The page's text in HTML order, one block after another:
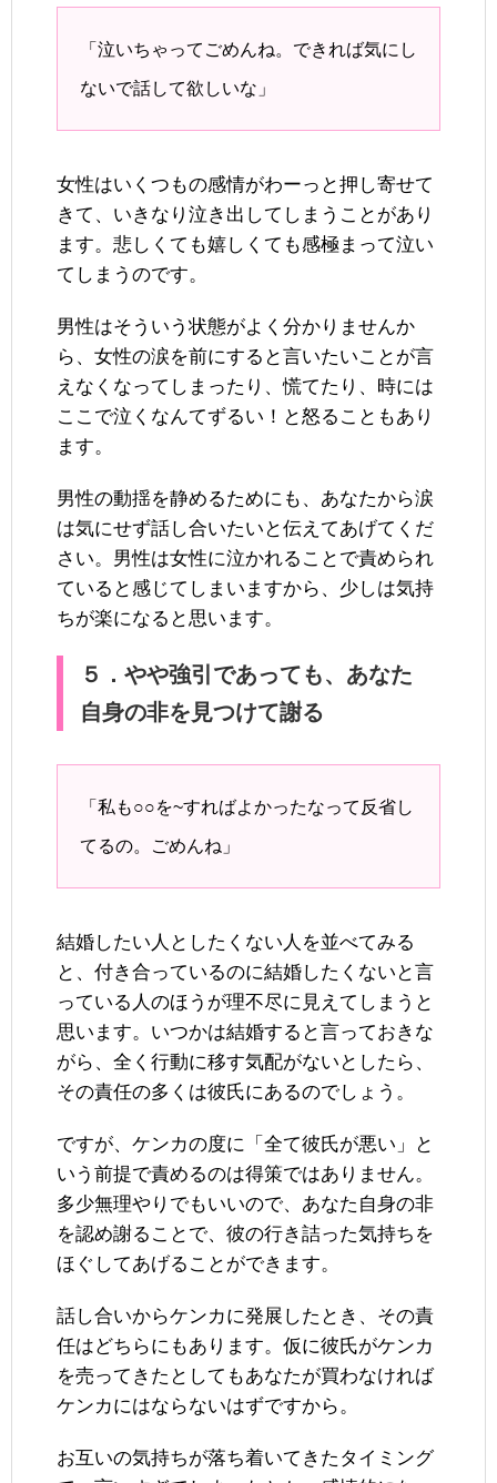
「泣いちゃってごめんね。できれば気にし
ないで話して欲しいな」
女性はいくつもの感情がわーっと押し寄せて
きて、いきなり泣き出してしまうことがあり
ます。悲しくても嬉しくても感極まって泣い
てしまうのです。
男性はそういう状態がよく分かりませんか
ら、女性の涙を前にすると言いたいことが言
えなくなってしまったり、慌てたり、時には
ここで泣くなんてずるい！と怒ることもあり
ます。
男性の動揺を静めるためにも、あなたから涙
は気にせず話し合いたいと伝えてあげてくだ
さい。男性は女性に泣かれることで責められ
ていると感じてしまいますから、少しは気持
ちが楽になると思います。
５．やや強引であっても、あなた
自身の非を見つけて謝る
「私も○○を~すればよかったなって反省し
てるの。ごめんね」
結婚したい人としたくない人を並べてみる
と、付き合っているのに結婚したくないと言
っている人のほうが理不尽に見えてしまうと
思います。いつかは結婚すると言っておきな
がら、全く行動に移す気配がないとしたら、
その責任の多くは彼氏にあるのでしょう。
ですが、ケンカの度に「全て彼氏が悪い」と
いう前提で責めるのは得策ではありません。
多少無理やりでもいいので、あなた自身の非
を認め謝ることで、彼の行き詰った気持ちを
ほぐしてあげることができます。
話し合いからケンカに発展したとき、その責
任はどちらにもあります。仮に彼氏がケンカ
を売ってきたとしてもあなたが買わなければ
ケンカにはならないはずですから。
お互いの気持ちが落ち着いてきたタイミング